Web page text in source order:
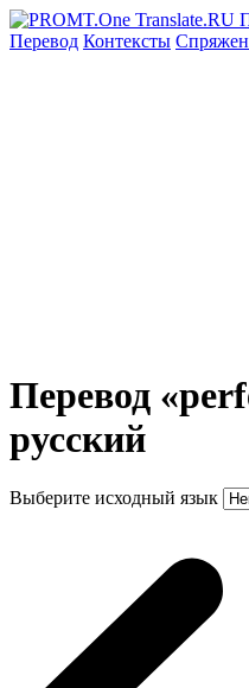
Перевод Контексты
Перевод
русский
Выберите исходный язык